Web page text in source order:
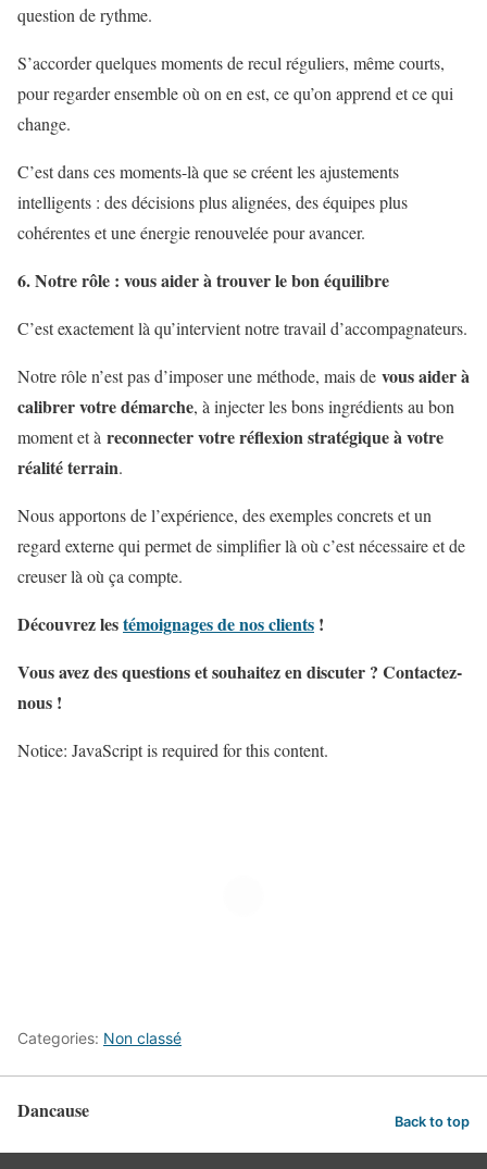
question de rythme.
S’accorder quelques moments de recul réguliers, même courts,
pour regarder ensemble où on en est, ce qu’on apprend et ce qui
change.
C’est dans ces moments-là que se créent les ajustements
intelligents : des décisions plus alignées, des équipes plus
cohérentes et une énergie renouvelée pour avancer.
6. Notre rôle : vous aider à trouver le bon équilibre
C’est exactement là qu’intervient notre travail d’accompagnateurs.
Notre rôle n’est pas d’imposer une méthode, mais de vous aider à
calibrer votre démarche, à injecter les bons ingrédients au bon
moment et à reconnecter votre réflexion stratégique à votre
réalité terrain.
Nous apportons de l’expérience, des exemples concrets et un
regard externe qui permet de simplifier là où c’est nécessaire et de
creuser là où ça compte.
Découvrez lestémoignages de nos clients !
Vous avez des questions et souhaitez en discuter ? Contactez-
nous !
Notice: JavaScript is required for this content.
Categories: Non classé
Dancause Back to top